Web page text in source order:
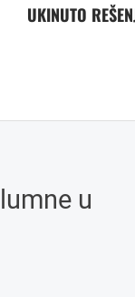
UKINUTO
u